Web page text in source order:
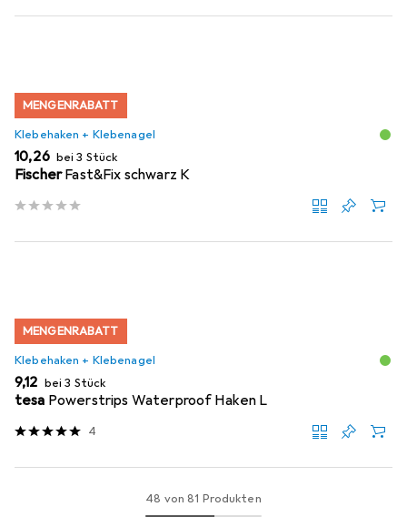
MENGENRABATT
Klebehaken + Klebenagel
EUR
10,26 bei 3 Stück
FischerFast&Fix schwarz K
MENGENRABATT
Klebehaken + Klebenagel
EUR
9,12 bei 3 Stück
tesa Powerstrips Waterproof Haken L
4
48 von 81 Produkten